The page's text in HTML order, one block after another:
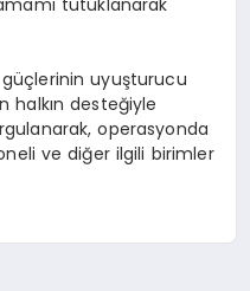
güçlerinin uyuşturucu
halkın desteğiyle
operasyonda
ve diğer ilgili birimler